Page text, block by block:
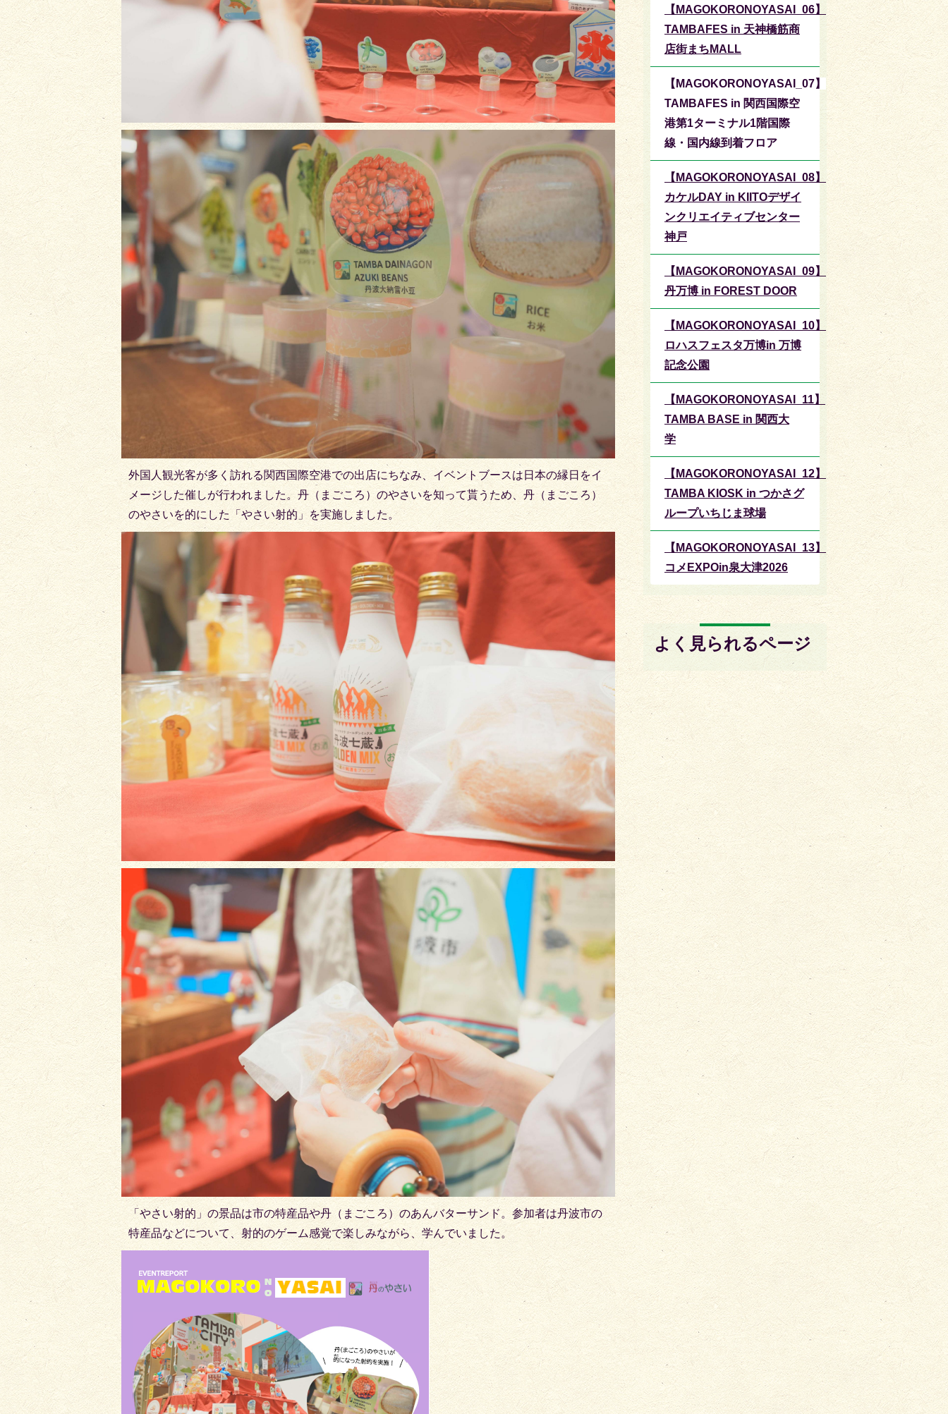
外国人観光客が多く訪れる関西国際空港での出店にちなみ、イベントブースは日本の縁日をイ
メージした催しが行われました。丹（まごころ）のやさいを知って貰うため、丹（まごころ）
のやさいを的にした「やさい射的」を実施しました。
「やさい射的」の景品は市の特産品や丹（まごころ）のあんバターサンド。参加者は丹波市の
特産品などについて、射的のゲーム感覚で楽しみながら、学んでいました。
【MAGOKORONOYASAI_06】
TAMBAFES in 天神橋筋商
店街まちMALL
【MAGOKORONOYASAI_07】
TAMBAFES in 関西国際空
港第1ターミナル1階国際
線・国内線到着フロア
【MAGOKORONOYASAI_08】
カケルDAY in KIITOデザイ
ンクリエイティブセンター
神戸
【MAGOKORONOYASAI_09】
丹万博 in FOREST DOOR
【MAGOKORONOYASAI_10】
ロハスフェスタ万博in 万博
記念公園
【MAGOKORONOYASAI_11】
TAMBA BASE in 関西大
学
【MAGOKORONOYASAI_12】
TAMBA KIOSK in つかさグ
ループいちじま球場
【MAGOKORONOYASAI_13】
コメEXPOin泉大津2026
よく見られるページ